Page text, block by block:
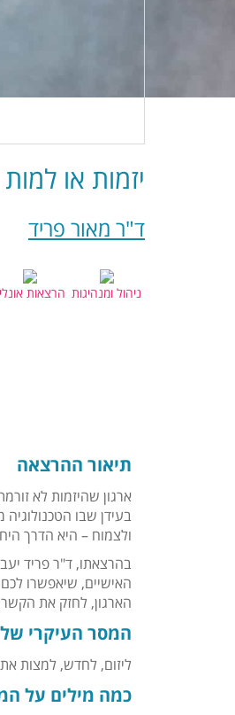
יזמות או למות
ד"ר מאור פריד
ניהול ומנהיגות הרצאות
תיאור ההרצאה
ארגון שהיזמות לא
בעידן שבו
ולצמוח – היא הדרך
בהרצאתו, ד"ר פריד
האישיים, שיאפשרו
הארגון, לחזק את הקשר
המסר העיקרי
ליזום, לחדש, למצות
כמה מילים על